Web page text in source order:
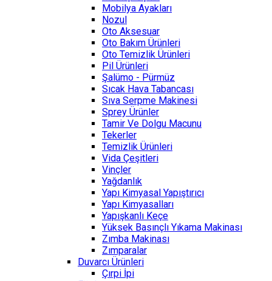
Mobilya Ayakları
Nozul
Oto Aksesuar
Oto Bakım Ürünleri
Oto Temizlik Ürünleri
Pil Ürünleri
Şalümo - Pürmüz
Sıcak Hava Tabancası
Sıva Serpme Makinesi
Sprey Ürünler
Tamir Ve Dolgu Macunu
Tekerler
Temizlik Ürünleri
Vida Çeşitleri
Vinçler
Yağdanlık
Yapı Kimyasal Yapıştırıcı
Yapı Kimyasalları
Yapışkanlı Keçe
Yüksek Basınçlı Yıkama Makinası
Zımba Makinası
Zımparalar
Duvarcı Ürünleri
Çırpi İpi